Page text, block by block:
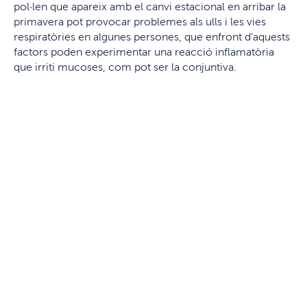
pol·len que apareix amb el canvi estacional en arribar la
primavera pot provocar problemes als ulls i les vies
respiratòries en algunes persones, que enfront d’aquests
factors poden experimentar una reacció inflamatòria
que irriti mucoses, com pot ser la conjuntiva.